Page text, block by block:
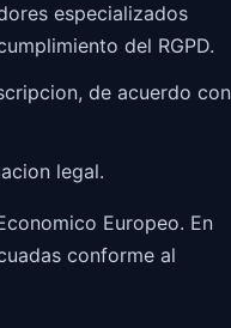
especializados
del RGPD.
de acuerdo con
legal.
Europeo. En
conforme al